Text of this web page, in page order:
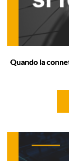
Quando la